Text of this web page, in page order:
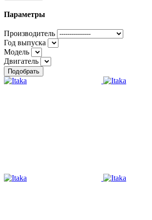
Параметры
Производитель
Год выпуска
Модель
Двигатель
Подобрать